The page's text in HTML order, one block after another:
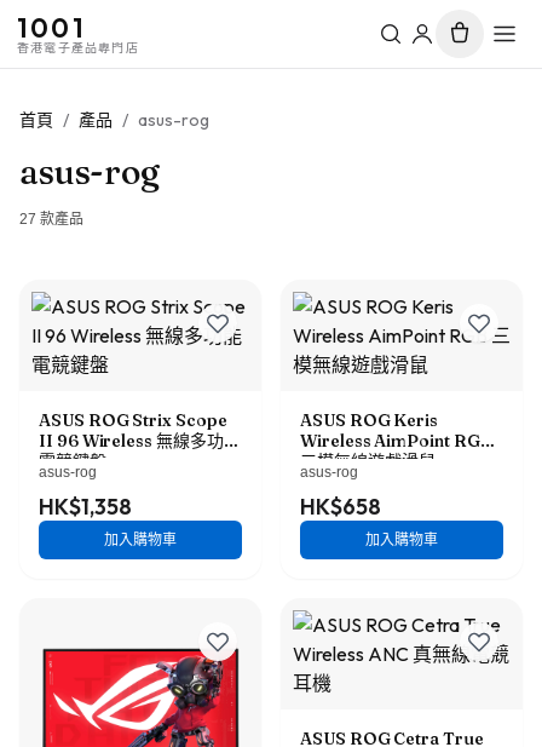
1001
香港電子產品專門店
首頁 / 產品 / asus-rog
asus-rog
27 款產品
ASUS ROG Strix Scope
II 96 Wireless 無線多功能
電競鍵盤
asus-rog
HK$1,358
加入購物車
ASUS ROG Keris
Wireless AimPoint RGB
三模無線遊戲滑鼠
asus-rog
HK$658
加入購物車
ASUS ROG Cetra True